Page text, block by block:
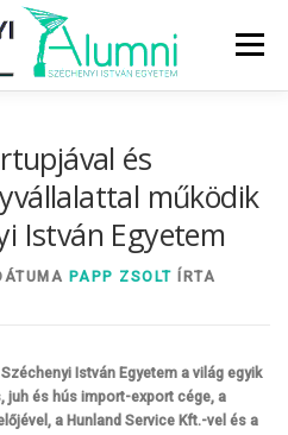
Menü
TÚL
és
működik
István Egyetem
PAPP ZSOLT ÍRTA
István Egyetem a világ egyik
juh és hús import-export cége, a
a Hunland Service Kft.-vel és a